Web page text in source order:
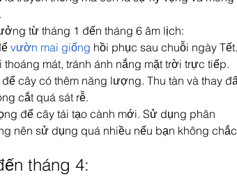
từ tháng 1 đến tháng 6 âm lịch:
vườn mai giống hồi phục sau chuỗi ngày Tết.
mát, tránh ánh nắng mặt trời trực tiếp.
cây có thêm năng lượng. Thu tàn và thay
cắt quá sát rễ.
để cây tái tạo cành mới. Sử dụng phân
nên sử dụng quá nhiều nếu bạn không chắc
tháng 4: